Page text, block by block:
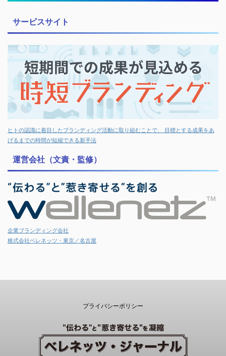
サービスサイト
ヒトの認識に着目したブランディング活動に取り組むことで、 目標とする成果をあ
げるまでの時間が短縮できる新手法
運営会社（文責・監修）
企業ブランディング会社
株式会社ベレネッツ・東京／名古屋
プライバシーポリシー